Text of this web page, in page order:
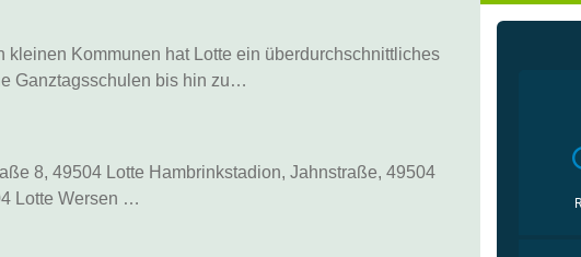
kleinen Kommunen hat Lotte ein überdurchschnittliches
Ganztagsschulen bis hin zu…
8, 49504 Lotte Hambrinkstadion, Jahnstraße, 49504
Lotte Wersen …